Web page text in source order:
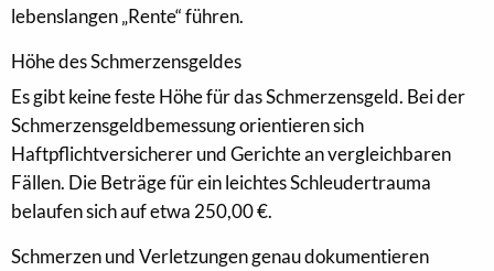
lebenslangen „Rente“ führen.
Höhe des Schmerzensgeldes
Es gibt keine feste Höhe für das Schmerzensgeld. Bei der
Schmerzensgeldbemessung orientieren sich
Haftpflichtversicherer und Gerichte an vergleichbaren
Fällen. Die Beträge für ein leichtes Schleudertrauma
belaufen sich auf etwa 250,00 €.
Schmerzen und Verletzungen genau dokumentieren